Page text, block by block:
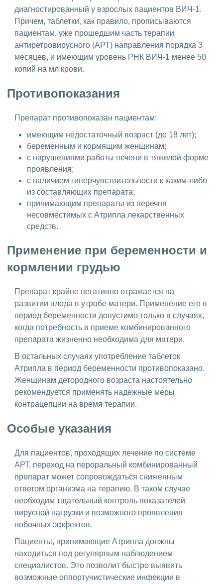
диагностированный у взрослых пациентов ВИЧ-1.
Причем, таблетки, как правило, прописываются
пациентам, уже прошедшим часть терапии
антиретровирусного (АРТ) направления порядка 3
месяцев, и имеющим уровень РНК ВИЧ-1 менее 50
копий на мл крови.
Противопоказания
Препарат противопоказан пациентам:
имеющим недостаточный возраст (до 18 лет);
беременным и кормящим женщинам;
с нарушениями работы печени в тяжелой форме
проявления;
с наличием гиперчувствительности к каким-либо
из составляющих препарата;
принимающим препараты из перечня
несовместимых с Атрипла лекарственных
средств.
Применение при беременности и
кормлении грудью
Препарат крайне негативно отражается на
развитии плода в утробе матери. Применение его в
период беременности допустимо только в случаях,
когда потребность в приеме комбинированного
препарата жизненно необходима для матери.
В остальных случаях употребление таблеток
Атрипла в период беременности противопоказано.
Женщинам детородного возраста настоятельно
рекомендуется применять надежные меры
контрацепции на время терапии.
Особые указания
Для пациентов, проходящих лечение по системе
АРТ, переход на пероральный комбинированный
препарат может сопровождаться сниженным
ответом организма на терапию. В таком случае
необходим тщательный контроль показателей
вирусной нагрузки и возможного проявления
побочных эффектов.
Пациенты, принимающие Атрипла должны
находиться под регулярным наблюдением
специалистов. Это позволит быстро выявить
возможные оппортунистические инфекции в